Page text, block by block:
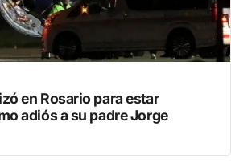
en Rosario para estar
adiós a su padre Jorge